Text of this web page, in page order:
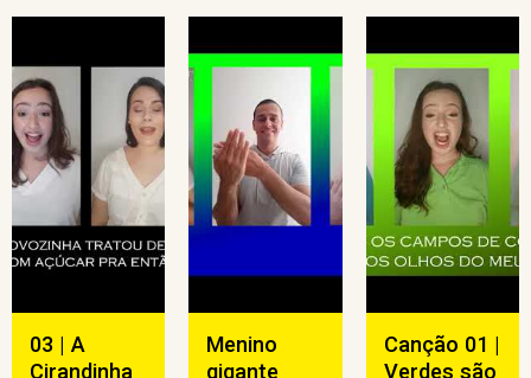
03 | A
Cirandinha
Menino
gigante
Canção 01 |
Verdes são